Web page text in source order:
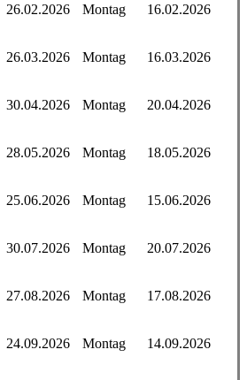
26.02.2026 Montag 16.02.2026
26.03.2026 Montag 16.03.2026
30.04.2026 Montag 20.04.2026
28.05.2026 Montag 18.05.2026
25.06.2026 Montag 15.06.2026
30.07.2026 Montag 20.07.2026
27.08.2026 Montag 17.08.2026
24.09.2026 Montag 14.09.2026